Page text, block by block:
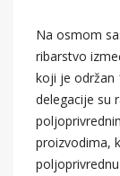
Na osmom
ribarstvo
koji je održan
delegacije su
proizvodima,